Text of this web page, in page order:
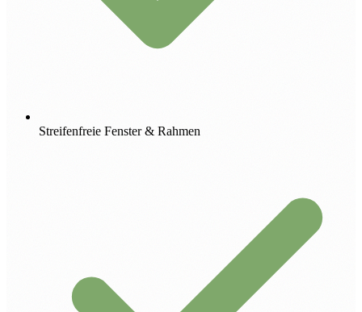
Streifenfreie Fenster & Rahmen